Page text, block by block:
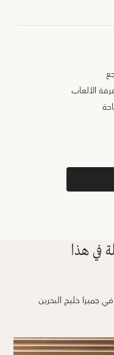
الألعاب
في هذا
جميرا خليج البحرين